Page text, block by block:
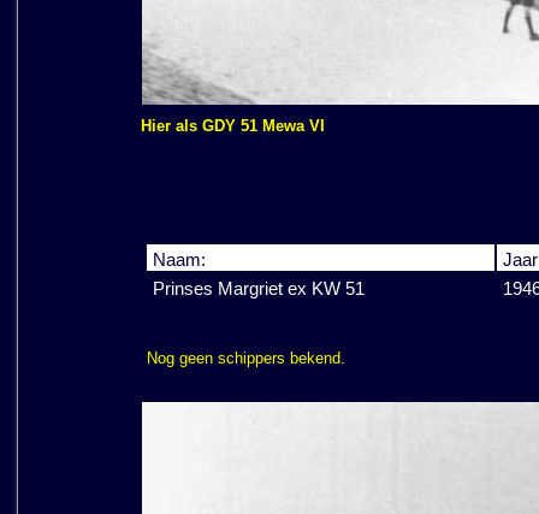
Hier als GDY 51 Mewa VI
Naam:
Prinses Margriet ex KW 51
Nog geen schippers bekend.